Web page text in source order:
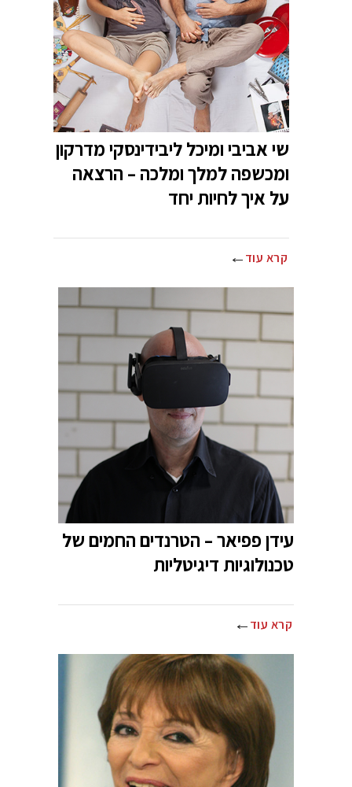
שי אביבי ומיכל ליבידינסקי מדרקון
ומכשפה למלך ומלכה – הרצאה
על איך לחיות יחד
קרא עוד
עידן פפיאר – הטרנדים החמים של
טכנולוגיות דיגיטליות
קרא עוד